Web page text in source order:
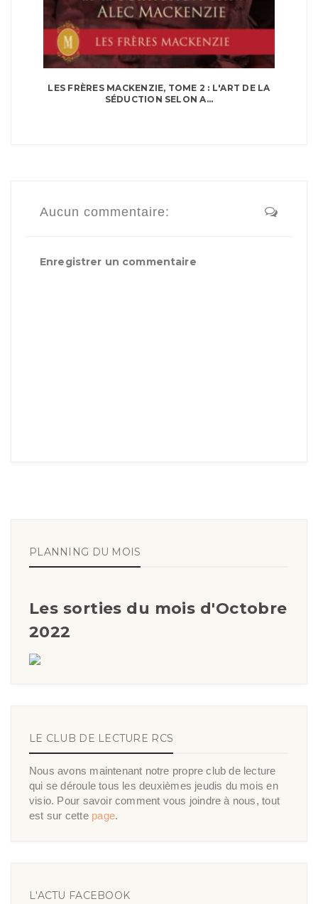
LES FRÈRES MACKENZIE, TOME 2 : L'ART DE LA
SÉDUCTION SELON A...
Aucun commentaire:
Enregistrer un commentaire
PLANNING DU MOIS
Les sorties du mois d'Octobre
2022
LE CLUB DE LECTURE RCS
Nous avons maintenant notre propre club de lecture
qui se déroule tous les deuxièmes jeudis du mois en
visio. Pour savoir comment vous joindre à nous, tout
est sur cette page.
L'ACTU FACEBOOK